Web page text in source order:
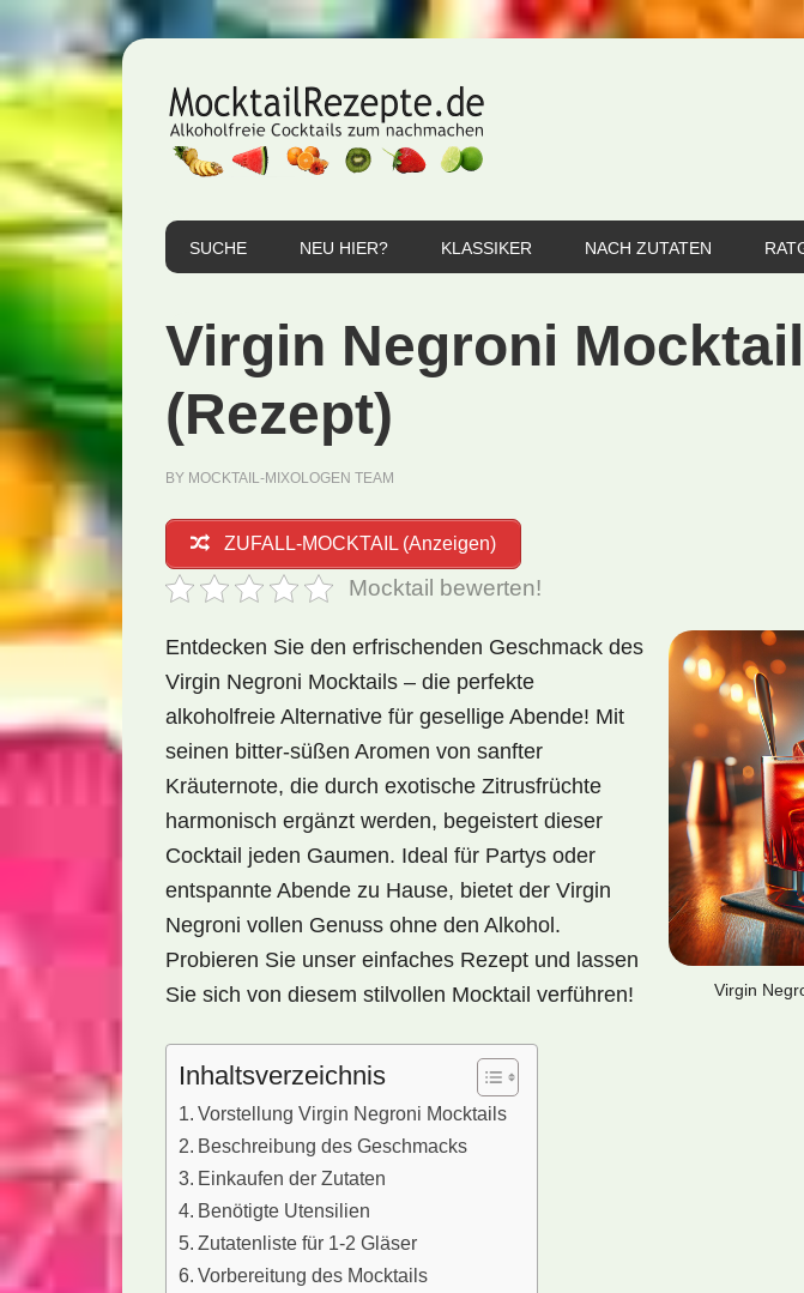
Hauptnavigation
springen
Inhalt
springen
Seitenspalte
springen
SUCHE NEU HIER? KLASSIKER NACH ZUTATEN
Virgin Negroni Mocktail
(Rezept)
BY MOCKTAIL-MIXOLOGEN TEAM
ZUFALL-MOCKTAIL (Anzeigen)
Mocktail bewerten!
Virgin
Entdecken Sie den erfrischenden Geschmack des
Virgin Negroni Mocktails – die perfekte
alkoholfreie Alternative für gesellige Abende! Mit
seinen bitter-süßen Aromen von sanfter
Kräuternote, die durch exotische Zitrusfrüchte
harmonisch ergänzt werden, begeistert dieser
Cocktail jeden Gaumen. Ideal für Partys oder
entspannte Abende zu Hause, bietet der Virgin
Negroni vollen Genuss ohne den Alkohol.
Probieren Sie unser einfaches Rezept und lassen
Sie sich von diesem stilvollen Mocktail verführen!
Inhaltsverzeichnis
Vorstellung Virgin Negroni Mocktails
Beschreibung des Geschmacks
Einkaufen der Zutaten
Benötigte Utensilien
Zutatenliste für 1-2 Gläser
Vorbereitung des Mocktails